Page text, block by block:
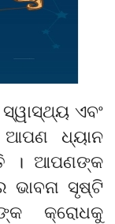
ଏବଂ
ଆପଣ ଧ୍ୟାନ
। ଆପଣଙ୍କ
ଭାବନା ସୃଷ୍ଟି
କ୍ରୋଧକୁ